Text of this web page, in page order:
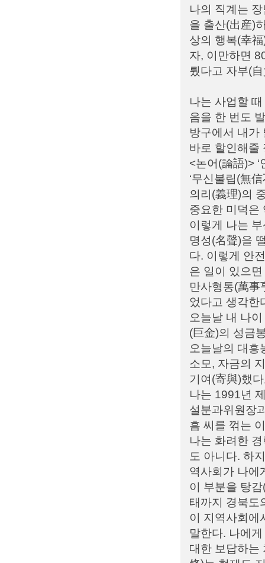
나의 직계는
을 출산(出産)
상의 행복(幸
자, 이만하면
뤘다고 자부(
나는 사업할
음을 한 번도
방구에서 내가
바로 할인해줄
<논어(論語)> ‘
‘무신불립(無
의리(義理)의
중요한 미덕은
이렇게 나는
명성(名聲)을
다. 이렇게 안
은 일이 있으
만사형통(萬事
었다고 생각한
오늘날 내 나
(巨金)의 성금
오늘날의 대흥
소모, 자금의
기여(寄與)했
나는 1991년
설분과위원장
흠 씨를 꺾는
나는 화려한
도 아니다. 하
역사회가 나에
이 부분을 탕
태까지 경북도
이 지역사회에
말한다. 나에
대한 보답하는